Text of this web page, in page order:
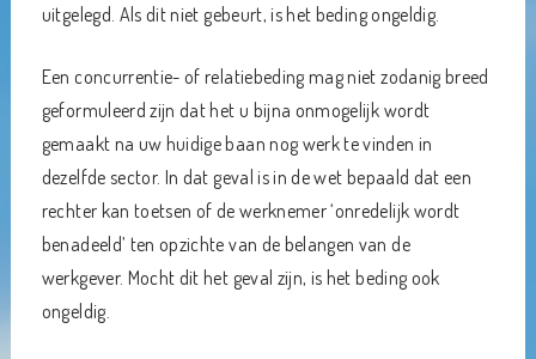
uitgelegd. Als dit niet gebeurt, is het beding ongeldig.
Een concurrentie- of relatiebeding mag niet zodanig breed
geformuleerd zijn dat het u bijna onmogelijk wordt
gemaakt na uw huidige baan nog werk te vinden in
dezelfde sector. In dat geval is in de wet bepaald dat een
rechter kan toetsen of de werknemer ‘onredelijk wordt
benadeeld’ ten opzichte van de belangen van de
werkgever. Mocht dit het geval zijn, is het beding ook
ongeldig.